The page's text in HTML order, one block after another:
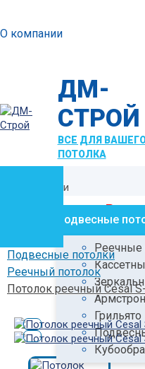
О компании
ДМ-
СТРОЙ
ВСЕ ДЛЯ
ПОТОЛКА
Все категории
Подвесные
Реечные
Грильято
Подвесные потолки
Реечный потолок
Потолок реечный Cesal